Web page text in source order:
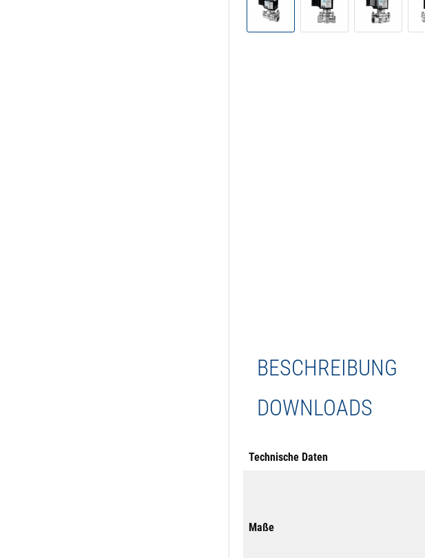
BESCHREIBUNG
DOWNLOADS
Technische Daten
Maße